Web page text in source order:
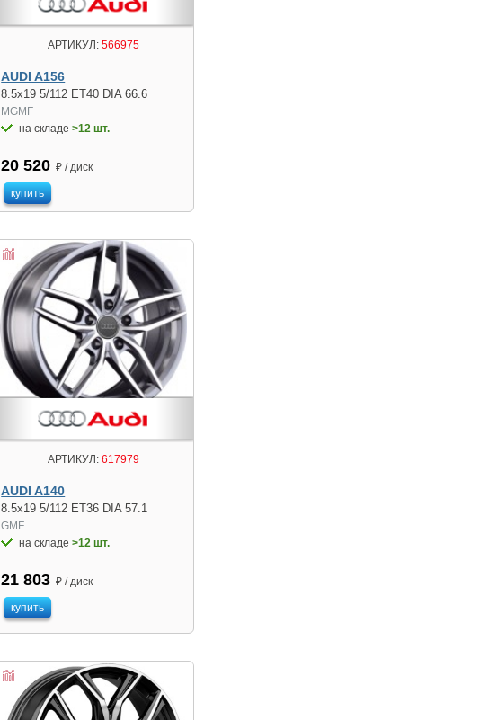
АРТИКУЛ: 566975
AUDI A156
8.5x19 5/112 ET40 DIA 66.6
MGMF
на складе>12 шт.
20 520 ₽ / диск
купить
АРТИКУЛ: 617979
AUDI A140
8.5x19 5/112 ET36 DIA 57.1
GMF
на складе>12 шт.
21 803 ₽ / диск
купить